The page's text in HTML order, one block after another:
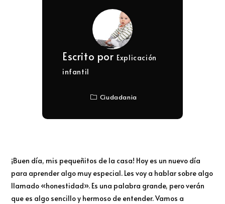
Escrito por Explicación
infantil
Ciudadania
¡Buen día, mis pequeñitos de la casa! Hoy es un nuevo día
para aprender algo muy especial. Les voy a hablar sobre algo
llamado «honestidad». Es una palabra grande, pero verán
que es algo sencillo y hermoso de entender. Vamos a